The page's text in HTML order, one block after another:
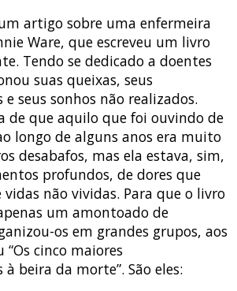
artigo sobre uma enfermeira
Ware, que escreveu um livro
Tendo se dedicado a doentes
suas queixas, seus
seus sonhos não realizados.
de que aquilo que foi ouvindo de
longo de alguns anos era muito
desabafos, mas ela estava, sim,
profundos, de dores que
não vividas. Para que o livro
um amontoado de
os em grandes grupos, aos
cinco maiores
beira da morte”. São eles: